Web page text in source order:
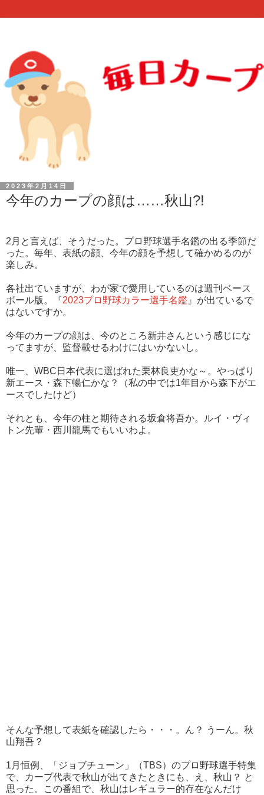
2023年2月14日
今年のカープの顔は……秋山?!
2月と言えば、そうだった。プロ野球選手名鑑の出る季節だ
った。毎年、表紙の顔、今年の顔を予想して確かめるのが
楽しみ。
各社出ていますが、わが家で愛用しているのは週刊ベース
ボール版。『2023プロ野球カラー選手名鑑 』が出ているで
はないですか。
今年のカープの顔は、今のところ新井さんという感じにな
ってますが、監督載せるわけにはいかないし。
唯一、WBC日本代表に選ばれた栗林良吏かな～。やっぱり
新エース・森下暢仁かな？（私の中では1年目から森下がエ
ースでしたけど）
それとも、今年の柱と期待される坂倉将吾か。ルイ・ヴィ
トン先輩・西川龍馬でもいいわよ。
そんな予想して表紙を確認したら・・・。ん？ うーん。秋
山翔吾？
1月恒例、「ジョブチューン」（TBS）のプロ野球選手特集
で、カープ代表で秋山が出てきたときにも、え、秋山？ と
思った。この番組で、秋山はレギュラー的存在なんだけ